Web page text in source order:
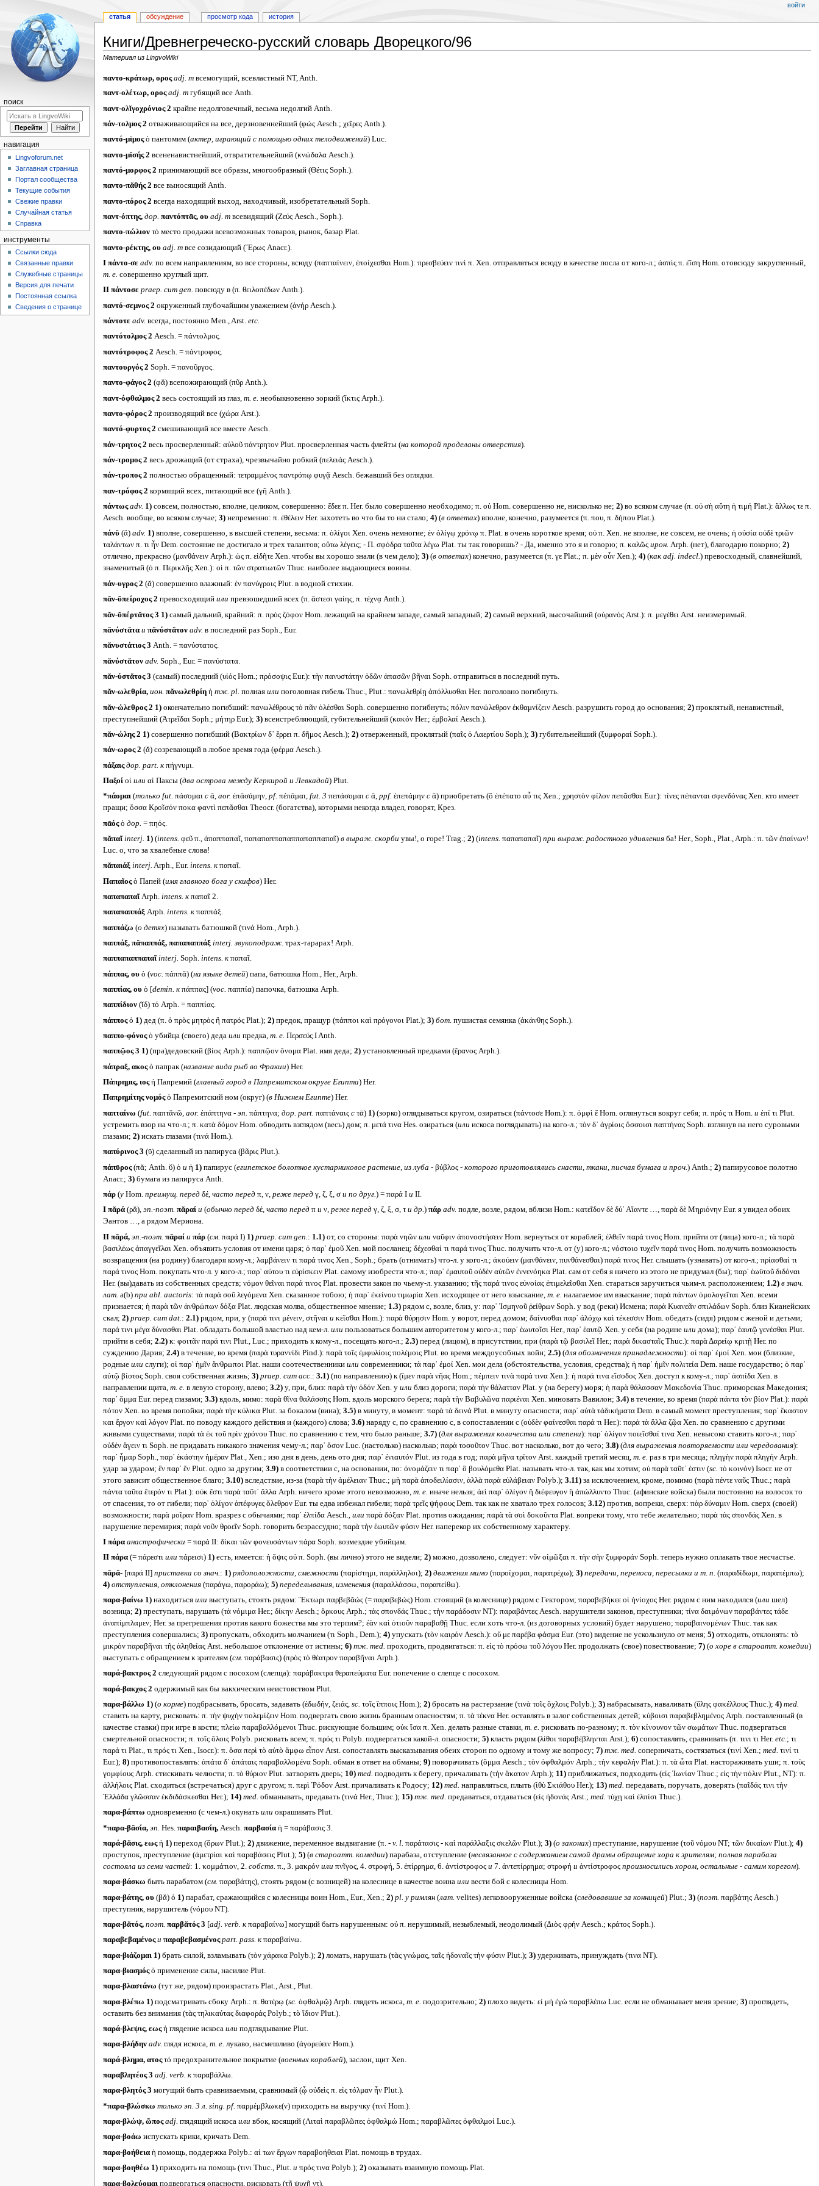
Книги/Древнегреческо-русский словарь Дворецкого/96
Материал из LingvoWiki
Перейти
Перейти
παντο-κράτωρ, οροςadj. mвсемогущий, всевластный NT, Anth.
παντ-ολέτωρ, οροςadj. mгубящий все Anth.
παντ-ολῐγοχρόνιος 2 крайне недолговечный, весьма недолгий Anth.
πάν-τολμος 2 отваживающийся на все, дерзновеннейший (φώς Aesch.; χεῖρες Anth.).
παντό-μῑμοςὁ пантомим (актер, играющий с помощью одних телодвижений) Luc.
παντο-μῑσής 2 всененавистнейший, отвратительнейший (κνώδαλα Aesch.).
παντό-μορφος 2 принимающий все образы, многообразный (Θέτις Soph.).
παντο-πᾰθής 2 все выносящий Anth.
παντο-πόρος 2 всегда находящий выход, находчивый, изобретательный Soph.
παντ-όπτης, дор. παντόπτᾱς, ου adj. mвсевидящий (Ζεύς Aesch., Soph.).
παντο-πώλιον τό место продажи всевозможных товаров, рынок, базар Plat.
παντο-ρέκτης, ου adj. mвсе созидающий (Ἔρως Anacr.).
I πάντο-σε adv. по всем направлениям, во все стороны, всюду (παπταίνειν, ἐποίχεσθαι Hom.): πρεσβεύειν τινὶ π. Xen. отправляться всюду в качестве посла от кого-л.; ἀσπὶς π. ἐΐση Hom. отовсюду закругленный,
т. е. совершенно круглый щит.
II πάντοσε praep. cum gen. повсюду в (π. θειλοπέδων Anth.).
παντό-σεμνος 2 окруженный глубочайшим уважением (ἀνήρ Aesch.).
πάντοτε adv. всегда, постоянно Men., Arst. etc.
παντότολμος 2 Aesch. = πάντολμος.
παντότροφος 2 Aesch. = πάντροφος.
παντουργός 2 Soph. = πανοῦργος.
παντο-φάγος 2 (φᾰ) всепожирающий (πῦρ Anth.).
παντ-όφθαλμος 2 весь состоящий из глаз, т. е. необыкновенно зоркий (ἴκτις Arph.).
παντο-φόρος 2 производящий все (χώρα Arst.).
παντό-φυρτος 2 смешивающий все вместе Aesch.
πάν-τρητος 2 весь просверленный: αὐλοῦ πάντρητον Plut. просверленная часть флейты (на которой проделаны отверстия).
πάν-τρομος 2 весь дрожащий (от страха), чрезвычайно робкий (πελειάς Aesch.).
πάν-τροπος 2 полностью обращенный: τετραμμένος παντρόπῳ φυγᾷ Aesch. бежавший без оглядки.
παν-τρόφος 2 кормящий всех, питающий все (γῆ Anth.).
πάντως adv. 1)совсем, полностью, вполне, целиком, совершенно: ἔδεε π. Her. было совершенно необходимо; π. οὐ Hom. совершенно не, нисколько не; 2)во всяком случае (π. οὐ σὴ αὕτη ἡ τιμή Plat.): ἄλλως τε π.
Aesch. вообще, во всяком случае; 3)непременно: π. ἐθέλειν Her. захотеть во что бы то ни стало; 4)(в ответах) вполне, конечно, разумеется (π. που, π. δήπου Plat.).
πάνῠ(ᾰ) adv. 1)вполне, совершенно, в высшей степени, весьма: π. ὀλίγοι Xen. очень немногие; ἐν ὀλίγῳ χρόνῳ π. Plat. в очень короткое время; οὐ π. Xen. не вполне, не совсем, не очень; ἡ οὐσία οὐδὲ τριῶν
ταλάντων π. τι ἦν Dem. состояние не достигало и трех талантов; οὕτω λέγεις; - Π. σφόδρα ταῦτα λέγω Plat. ты так говоришь? - Да, именно это я и говорю; π. καλῶς ирон. Arph. (нет), благодарю покорно; 2)
отлично, прекрасно (μανθάνειν Arph.): ὡς π. εἰδῆτε Xen. чтобы вы хорошо знали (в чем дело); 3)(в ответах) конечно, разумеется (π. γε Plat.; π. μὲν οὖν Xen.); 4)(как adj. indecl.) превосходный, славнейший,
знаменитый (ὁ π. Περικλῆς Xen.): οἱ π. τῶν στρατιωτῶν Thuc. наиболее выдающиеся воины.
πάν-υγρος 2 (ᾰ) совершенно влажный: ἐν πανύγροις Plut. в водной стихии.
πᾰν-ῠπείροχος 2 превосходящий или превзошедший всех (π. ἄστεσι γαίης, π. τέχνᾳ Anth.).
πᾰν-ῠπέρτᾰτος 3 1)самый дальний, крайний: π. πρὸς ζόφον Hom. лежащий на крайнем западе, самый западный; 2)самый верхний, высочайший (οὐρανός Arst.): π. μεγέθει Arst. неизмеримый.
πᾰνύστᾰτα и πᾰνύστᾰτον adv. в последний раз Soph., Eur.
πᾰνυστάτιος 3 Anth. = πανύστατος.
πᾰνύστᾰτον adv. Soph., Eur. = πανύστατα.
πᾰν-ύστᾰτος 3 (самый) последний (υἱός Hom.; πρόσοψις Eur.): τὴν πανυστάτην ὁδῶν ἁπασῶν βῆναι Soph. отправиться в последний путь.
πᾰν-ωλεθρία, ион. πᾰνωλεθρίη ἡ тж. pl. полная или поголовная гибель Thuc., Plut.: πανωλεθρίῃ ἀπόλλυσθαι Her. поголовно погибнуть.
πᾰν-ώλεθρος 2 1)окончательно погибший: πανωλέθρους τὸ πᾶν ὀλέσθαι Soph. совершенно погибнуть; πόλιν πανώλεθρον ἐκθαμνίζειν Aesch. разрушить город до основания; 2)проклятый, ненавистный,
преступнейший (Ἀτρεῖδαι Soph.; μήτηρ Eur.); 3)всеистребляющий, губительнейший (κακόν Her.; ἐμβολαί Aesch.).
πᾰν-ώλης 2 1)совершенно погибший (Βακτρίων δ᾽ ἔρρει π. δῆμος Aesch.); 2)отверженный, проклятый (παῖς ὁ Λαερτίου Soph.); 3)губительнейший (ξυμφοραί Soph.).
πάν-ωρος 2 (ᾰ) созревающий в любое время года (φέρμα Aesch.).
πάξαις дор. part. кπήγνυμι.
Παξοί οἱ или αἱ Паксы (два острова между Керкирой и Левкадой) Plut.
*πάομαι (только fut. πάσομαι сᾱ, aor. ἐπᾱσάμην, pf. πέπᾱμαι, fut. 3 πεπάσομαι сᾱ, ppf. ἐπεπάμην сᾱ) приобретать (ὃ ἐπέπατο αὖ τις Xen.; χρηστὸν φίλον πεπᾶσθαι Eur.): τίνες πέπανται σφενδόνας Xen. кто имеет
пращи; ὅσσα Κροῖσόν ποκα φαντὶ πεπᾶσθαι Theocr. (богатства), которыми некогда владел, говорят, Крез.
πᾱόςὁ дор. = πηός.
πᾰπαῖ interj. 1)(intens. φεῦ π., ἀπαππαπαῖ, παπαπαππαπαππαπαππαπαῖ) в выраж. скорби увы!, о горе! Trag.; 2)(intens. παπαπαπαῖ)при выраж. радостного удивленияба! Her., Soph., Plat., Arph.: π. τῶν ἐπαίνων!
Luc. о, что за хвалебные слова!
πᾰπαιάξ interj. Arph., Eur. intens. кπαπαῖ.
Παπαῖοςὁ Папей (имя главного бога у скифов) Her.
παπαπαπαῖArph. intens. кπαπαῖ 2.
παπαπαππάξArph. intens. кπαππάξ.
παππάζω (о детях) называть батюшкой (τινά Hom., Arph.).
παππάξ, πᾰπαππάξ, παπαπαππάξ interj. звукоподраж. трах-тарарах! Arph.
παππαπαππαπαῖ interj. Soph. intens. кπαπαῖ.
πάππας, ουὁ (voc. πάππᾰ) (на языке детей) папа, батюшка Hom., Her., Arph.
παππίας, ουὁ [demin. кπάππας] (voc. παππία) папочка, батюшка Arph.
παππίδιον(ῐδ) τό Arph. = παππίας.
πάπποςὁ 1)дед (π. ὁ πρὸς μητρὸς ἢ πατρός Plat.); 2)предок, пращур (πάπποι καὶ πρόγονοι Plat.); 3) бот. пушистая семянка (ἀκάνθης Soph.).
παππο-φόνοςὁ убийца (своего) деда или предка, т. е. Περσεύς I Anth.
παππῷος 3 1)(пра)дедовский (βίος Arph.): παππῷον ὄνομα Plat. имя деда; 2)установленный предками (ἔρανος Arph.).
πάπραξ, ακοςὁ папрак (название вида рыб во Фракии) Her.
Πάπρημις, ιοςἡ Папремий (главный город в Папремитском округе Египта) Her.
Παπρημίτης νομόςὁ Папремитский ном (округ) (в Нижнем Египте) Her.
παπταίνω (fut. παπτᾰνῶ, aor. ἐπάπτηνα - эп. πάπτηνα; дор. part. παπτάναις сτᾱ) 1)(зорко) оглядываться кругом, озираться (πάντοσε Hom.): π. ὀμφὶ ἕ Hom. оглянуться вокруг себя; π. πρός τι Hom. и ἐπί τι Plut.
устремить взор на что-л.; π. κατὰ δόμον Hom. обводить взглядом (весь) дом; π. μετά τινα Hes. озираться (или искоса поглядывать) на кого-л.; τὸν δ᾽ ἀγρίοις ὄσσοισι παπτήνας Soph. взглянув на него суровыми
глазами; 2)искать глазами (τινά Hom.).
παπύρινος 3 (ῡ) сделанный из папируса (βᾶρις Plut.).
πάπῡρος(πᾰ; Anth. ῠ) ὁ и ἡ 1)папирус (египетское болотное кустарниковое растение, из луба -βύβλος - которого приготовлялись снасти, ткани, писчая бумага и проч. ) Anth.; 2)папирусовое полотно
Anacr.; 3)бумага из папируса Anth.
πάρ (уHom. преимущ. передδέ, часто передπ, ν, реже передγ, ζ, ξ, σ и по друг.) = παρά I и II.
I πᾰρά(ρᾰ),эп.-поэт. πᾰραί и (обычно передδέ, часто передπ и ν,реже передγ, ζ, ξ, σ, τ и др.) πάρ adv. подле, возле, рядом, вблизи Hom.: κατεῖδον δὲ δύ᾽ Αἴαντε …, παρὰ δὲ Μηριόνην Eur. я увидел обоих
Эантов …, а рядом Мериона.
II πᾰρά, эп.-поэт. πᾰραί и πάρ(см. παρά I) 1) praep. cum gen. : 1.1)от, со стороны: παρὰ νηῶν или ναῦφιν ἀπονοστήσειν Hom. вернуться от кораблей; ἐλθεῖν παρά τινος Hom. прийти от (лица) кого-л.; τὰ παρὰ
βασιλέως ἀπαγγεῖλαι Xen. объявить условия от имени царя; ὁ παρ᾽ ἐμοῦ Xen. мой посланец; δέχεσθαί τι παρά τινος Thuc. получить что-л. от (у) кого-л.; νόστοιο τυχεῖν παρά τινος Hom. получить возможность
возвращения (на родину) благодаря кому-л.; λαμβάνειν τι παρά τινος Xen., Soph.; брать (отнимать) что-л. у кого-л.; ἀκούειν (μανθάνειν, πυνθάνεσθαι) παρά τινος Her. слышать (узнавать) от кого-л.; πρίασθαί τι
παρά τινος Hom. покупать что-л. у кого-л.; παρ᾽ αὑτου τι εὑρίσκειν Plat. самому изобрести что-л.; παρ᾽ ἐμαυτοῦ οὐδὲν αὐτῶν ἐννενόηκα Plat. сам от себя я ничего из этого не придумал (бы); παρ᾽ ἑωϋτοῦ διδόναι
Her. (вы)давать из собственных средств; νόμον θεῖναι παρά τινος Plat. провести закон по чьему-л. указанию; τῆς παρά τινος εὐνοίας ἐπιμελεῖσθαι Xen. стараться заручиться чьим-л. расположением; 1.2) в знач.
лат. a(b) при abl. auctoris: τὰ παρὰ σοῦ λεγόμενα Xen. сказанное тобою; ἡ παρ᾽ ἐκείνου τιμωρία Xen. исходящее от него взыскание, т. е. налагаемое им взыскание; παρὰ πάντων ὁμολογεῖται Xen. всеми
признается; ἡ παρὰ τῶν ἀνθρώπων δόξα Plat. людская молва, общественное мнение; 1.3)рядом с, возле, близ, у: παρ᾽ Ἰσμηνοῦ ῥείθρων Soph. у вод (реки) Исмена; παρὰ Κυανεᾶν σπιλάδων Soph. близ Кианейских
скал; 2) praep. cum dat. : 2.1)рядом, при, у (παρά τινι μένειν, στῆναι и κεῖσθαι Hom.): παρὰ θύρῃσιν Hom. у ворот, перед домом; δαίνυσθαι παρ᾽ ἀλόχῳ καὶ τέκεσσιν Hom. обедать (сидя) рядом с женой и детьми;
παρά τινι μέγα δύνασθαι Plat. обладать большой властью над кем-л. или пользоваться большим авторитетом у кого-л.; παρ᾽ ἑωυτοῖσι Her., παρ᾽ ἑαυτῷ Xen. у себя (на родине или дома); παρ᾽ ἑαυτῷ γενέσθαι Plut.
прийти в себя; 2.2)к: φοιτᾶν παρά τινι Plut., Luc.; приходить к кому-л., посещать кого-л.; 2.3)перед (лицом), в присутствии, при (παρὰ τῷ βασιλεῖ Her.; παρὰ δικασταῖς Thuc.): παρὰ Δαρείῳ κριτῇ Her. по
суждению Дария; 2.4)в течение, во время (παρὰ τυραννίδι Pind.): παρὰ τοῖς ἐμφυλίοις πολέμοις Plut. во время междоусобных войн; 2.5)(для обозначения принадлежности): οἱ παρ᾽ ἐμοί Xen. мои (близкие,
родные или слуги); οἱ παρ᾽ ἡμῖν ἄνθρωποι Plat. наши соотечественники или современники; τὰ παρ᾽ ἐμοί Xen. мои дела (обстоятельства, условия, средства); ἡ παρ᾽ ἡμῖν πολιτεία Dem. наше государство; ὁ παρ᾽
αὐτῷ βίοτος Soph. своя собственная жизнь; 3) praep. cum acc. : 3.1)(по направлению) к (ἴμεν παρὰ νῆας Hom.; πέμπειν τινὰ παρά τινα Xen.): ἡ παρά τινα εἴσοδος Xen. доступ к кому-л.; παρ᾽ ἀσπίδα Xen. в
направлении щита, т. е. в левую сторону, влево; 3.2)у, при, близ: παρὰ τὴν ὁδόν Xen. у или близ дороги; παρὰ τὴν θάλατταν Plat. у (на берегу) моря; ἡ παρὰ θάλασσαν Μακεδονία Thuc. приморская Македония;
παρ᾽ ὄμμα Eur. перед глазами; 3.3)вдоль, мимо: παρὰ θῖνα θαλάσσης Hom. вдоль морского берега; παρὰ τὴν Βαβυλῶνα παριέναι Xen. миновать Вавилон; 3.4)в течение, во время (παρὰ πάντα τὸν βίον Plat.): παρὰ
πότον Xen. во время попойки; παρὰ τὴν κύλικα Plut. за бокалом (вина); 3.5)в минуту, в момент: παρὰ τὰ δεινά Plut. в минуту опасности; παρ᾽ αὐτὰ τἀδικήματα Dem. в самый момент преступления; παρ᾽ ἕκαστον
και ἔργον καὶ λόγον Plat. по поводу каждого действия и (каждого) слова; 3.6)наряду с, по сравнению с, в сопоставлении с (οὐδὲν φαίνεσθαι παρά τι Her.): παρὰ τὰ ἄλλα ζῷα Xen. по сравнению с другими
живыми существами; παρὰ τὰ ἐκ τοῦ πρὶν χρόνου Thuc. по сравнению с тем, что было раньше; 3.7)(для выражения количества или степени): παρ᾽ ὀλίγον ποιεῖσθαί τινα Xen. невысоко ставить кого-л.; παρ᾽
οὐδὲν ἄγειν τι Soph. не придавать никакого значения чему-л.; παρ᾽ ὅσον Luc. (настолько) насколько; παρὰ τοσοῦτον Thuc. вот насколько, вот до чего; 3.8)(для выражения повторяемости или чередования):
παρ᾽ ἦμαρ Soph., παρ᾽ ἑκάστην ἡμέραν Plat., Xen.; изо дня в день, день ото дня; παρ᾽ ἐνιαυτόν Plut. из года в год; παρὰ μῆνα τρίτον Arst. каждый третий месяц, т. е. раз в три месяца; πληγὴν παρὰ πληγήν Arph.
удар за ударом; ἓν παρ᾽ ἕν Plut. одно за другим; 3.9)в соответствии с, на основании, по: ὀνομάζειν τι παρ᾽ ὃ βουλόμεθα Plat. называть что-л. так, как мы хотим; οὐ παρὰ ταῦτ᾽ ἐστιν (sc. τὸ κοινόν) Isocr. не от
этого зависит общественное благо; 3.10)вследствие, из-за (παρὰ τὴν ἀμέλειαν Thuc.; μὴ παρὰ ἀποδειλίασιν, ἀλλὰ παρὰ εὐλάβειαν Polyb.); 3.11)за исключением, кроме, помимо (παρὰ πέντε ναῦς Thuc.; παρὰ
πάντα ταῦτα ἕτερόν τι Plat.): οὐκ ἔστι παρὰ ταῦτ᾽ ἄλλα Arph. ничего кроме этого невозможно, т. е. иначе нельзя; ἀεὶ παρ᾽ ὀλίγον ἢ διέφευγον ἢ ἀπώλλυντο Thuc. (афинские войска) были постоянно на волосок то
от спасения, то от гибели; παρ᾽ ὀλίγον ἀπέφυγες ὄλεθρον Eur. ты едва избежал гибели; παρὰ τρεῖς ψήφους Dem. так как не хватало трех голосов; 3.12)против, вопреки, сверх: πὰρ δύναμιν Hom. сверх (своей)
возможности; παρὰ μοῖραν Hom. вразрез с обычаями; παρ᾽ ἐλπίδα Aesch., или παρὰ δόξαν Plat. против ожидания; παρὰ τὰ σοὶ δοκοῦντα Plat. вопреки тому, что тебе желательно; παρὰ τὰς σπονδάς Xen. в
нарушение перемирия; παρὰ νοῦν θροεῖν Soph. говорить безрассудно; παρὰ τὴν ἑωυτῶν φύσιν Her. наперекор их собственному характеру.
I πάρα анастрофически = παρά II: δίκαι τῶν φονευσάντων πάρα Soph. возмездие убийцам.
II πάρα (= πάρεστι или πάρεισι) 1)есть, имеется: ἡ ὄψις οὐ π. Soph. (вы лично) этого не видели; 2)можно, дозволено, следует: νῦν οἰμῶξαι π. τὴν σὴν ξυμφοράν Soph. теперь нужно оплакать твое несчастье.
πᾰρᾰ- [παρά II] приставка со знач. : 1) рядоположности, смежности (παρίστημι, παράλληλοι); 2) движения мимо (παροίχομαι, παρατρέχω); 3) передачи, переноса, пересылки и т. п. (παραδίδωμι, παραπέμπω);
4) отступления, отклонения(παράγω, παροράω); 5) переделывания, изменения(παραλλάσσω, παραπείθω).
παρα-βαίνω 1)находиться или выступать, стоять рядом: Ἓκτωρι παρβεβᾰώς (= παραβεβώς) Hom. стоящий (в колеснице) рядом с Гектором; παραβεβήκεε οἱ ἡνίοχος Her. рядом с ним находился (или шел)
возница; 2)преступать, нарушать (τὰ νόμιμα Her.; δίκην Aesch.; ὅρκους Arph.; τὰς σπονδάς Thuc.; τὴν παράδοσιν NT): παραβάντες Aesch. нарушители законов, преступники; τίνα δαιμόνων παραβάντες τάδε
ἀναπίμπλαμεν; Her. за прегрешения против какого божества мы это терпим?; ἐὰν καὶ ὁτιοῦν παραβαθῇ Thuc. если хоть что-л. (из договорных условий) будет нарушено; παραβαινομένων Thuc. так как
преступления совершались; 3)пропускать, обходить молчанием (τι Soph., Dem.); 4)упускать (τὸν καιρόν Aesch.): οὔ με παρέβα φάσμα Eur. (это) видение не ускользнуло от меня; 5)отходить, отклонять: τὸ
μικρὸν παραβῆναι τῆς ἀληθείας Arst. небольшое отклонение от истины; 6) тж. med. проходить, продвигаться: π. εἰς τὸ πρόσω τοῦ λόγου Her. продолжать (свое) повествование; 7)(о хоре в староатт. комедии)
выступать с обращением к зрителям (см. παράβασις) (πρὸς τὸ θέατρον παραβῆναι Arph.).
παρά-βακτρος 2 следующий рядом с посохом (слепца): παράβακτρα θεραπεύματα Eur. попечение о слепце с посохом.
παρά-βακχος 2 одержимый как бы вакхическим неистовством Plut.
παρα-βάλλω 1)(о корме) подбрасывать, бросать, задавать (ἐδωδήν, ζειάς, sc. τοῖς ἵπποις Hom.); 2)бросать на растерзание (τινὰ τοῖς ὄχλοις Polyb.); 3)набрасывать, наваливать (ὕλης φακέλλους Thuc.); 4) med.
ставить на карту, рисковать: π. τὴν ψυχὴν πολεμίζειν Hom. подвергать свою жизнь бранным опасностям; π. τὰ τέκνα Her. оставлять в залог собственных детей; κύβοισι παραβεβλημένος Arph. поставленный (в
качестве ставки) при игре в кости; πλείω παραβαλλόμενοι Thuc. рискующие большим; οὐκ ἴσα π. Xen. делать разные ставки, т. е. рисковать по-разному; π. τὸν κίνουνον τῶν σωμάτων Thuc. подвергаться
смертельной опасности; π. τοῖς ὅλοις Polyb. рисковать всем; π. πρός τι Polyb. подвергаться какой-л. опасности; 5)класть рядом (λίθοι παραβέβληνται Arst.); 6)сопоставлять, сравнивать (π. τινι τι Her. etc.; τι
παρά τι Plat., τι πρός τι Xen., Isocr.): π. ὅσα περὶ τὸ αὐτὸ ἄμφω εἶπον Arst. сопоставлять высказывания обеих сторон по одному и тому же вопросу; 7) тж. med. соперничать, состязаться (τινί Xen.; med. τινί τι
Eur.); 8)противопоставлять: ἀπάτα δ᾽ ἀπάταις παραβαλλομένα Soph. обман в ответ на обманы; 9)поворачивать (ὄμμα Aesch.; τὸν ὀφθαλμόν Arph.; τὴν κεφαλήν Plat.): π. τὰ ὦτα Plat. настораживать уши; π. τοὺς
γομφίους Arph. стискивать челюсти; π. τὸ θύριον Plut. затворять дверь; 10) med. подводить к берегу, причаливать (τὴν ἄκατον Arph.); 11)приближаться, подходить (εἰς Ἰωνίαν Thuc.; εἰς τὴν πόλιν Plut., NT): π.
ἀλλήλοις Plat. сходиться (встречаться) друг с другом; π. περὶ Ῥόδον Arst. причаливать к Родосу; 12) med. направляться, плыть (ἰθὺ Σκιάθου Her.); 13) med. передавать, поручать, доверять (παῖδάς τινι τὴν
Ἑλλάδα γλῶσσαν ἐκδιδάσκεσθαι Her.); 14) med. обманывать, предавать (τινά Her., Thuc.); 15) тж. med. предаваться, отдаваться (εἰς ἡδονάς Arst.; med. τύχῃ καὶ ἐλπίσι Thuc.).
παρα-βάπτω одновременно (с чем-л.) окунать или окрашивать Plut.
*παρα-βᾰσία, эп. Hes. παραιβασίη,Aesch. παρβασία ἡ = παράβασις 3.
παρά-βᾰσις, εωςἡ 1)переход (ὅρων Plut.); 2)движение, переменное выдвигание (π. - v. l. παράτασις - καὶ παράλλαξις σκελῶν Plut.); 3)(о законах) преступание, нарушение (τοῦ νόμου NT; τῶν δικαίων Plut.); 4)
проступок, преступление (ἀμετρίαι καὶ παραβάσεις Plut.); 5)(в староатт. комедии) парабаза, отступление (несвязанное с содержанием самой драмы обращение хора к зрителям; полная парабаза
состояла из семи частей: 1. κομμάτιον, 2. собств. π., 3. μακρόν или πνῖγος, 4. στροφή, 5. ἐπίρρημα, 6. ἀντίστροφος и 7. ἀντεπίρρημα; στροφή и ἀντίστροφος произносились хором, остальные - самим хорегом).
παρα-βάσκω быть парабатом (см. παραβάτης), стоять рядом (с возницей) на колеснице в качестве воина или вести бой с колесницы Hom.
παρα-βάτης, ου(βᾰ) ὁ 1)парабат, сражающийся с колесницы воин Hom., Eur., Xen.; 2) pl. у римлян(лат. velites) легковооруженные войска (следовавшие за конницей) Plut.; 3)(поэт. παρβάτης Aesch.)
преступник, нарушитель (νόμου NT).
παρα-βᾰτός, поэт. παρβᾰτός 3 [adj. verb. кπαραβαίνω] могущий быть нарушенным: οὐ π. нерушимый, незыблемый, неодолимый (Διὸς φρήν Aesch.; κράτος Soph.).
παραβεβαμένοςи παραβεβασμένος part. pass. кπαραβαίνω.
παρα-βιάζομαι 1)брать силой, взламывать (τὸν χάρακα Polyb.); 2)ломать, нарушать (τὰς γνώμας, ταῖς ἡδοναῖς τὴν φύσιν Plut.); 3)удерживать, принуждать (τινα NT).
παρα-βιασμόςὁ применение силы, насилие Plut.
παρα-βλαστάνω (тут же, рядом) произрастать Plat., Arst., Plut.
παρα-βλέπω 1)подсматривать сбоку Arph.: π. θατέρῳ (sc. ὀφθαλμῷ) Arph. глядеть искоса, т. е. подозрительно; 2)плохо видеть: εἰ μὴ ἐγὼ παραβλέπω Luc. если не обманывает меня зрение; 3)проглядеть,
оставить без внимания (τὰς τηλικαύτας διαφοράς Polyb.; τὸ ἴδιον Plut.).
παρά-βλεψις, εωςἡ глядение искоса или подглядывание Plut.
παρα-βλήδην adv. глядя искоса, т. е. лукаво, насмешливо (ἀγορεύειν Hom.).
παρά-βλημα, ατοςτό предохранительное покрытие (военных кораблей), заслон, щит Xen.
παραβλητέος 3 adj. verb. кπαραβάλλω.
παρα-βλητός 3 могущий быть сравниваемым, сравнимый (ᾧ οὐδεὶς π. εἰς τόλμαν ἦν Plut.).
*παρα-βλώσκω только эп. 3 л. sing. pf. παρμέμβλωκε(ν) приходить на выручку (τινί Hom.).
παρα-βλώψ, ῶποςadj. глядящий искоса или вбок, косящий (Λιταὶ παραβλῶπες ὀφθαλμώ Hom.; παραβλῶπες ὀφθαλμοί Luc.).
παρα-βοάω испускать крики, кричать Dem.
παρα-βοήθεια ἡ помощь, поддержка Polyb.: αἱ των ἔργων παραβοήθειαι Plat. помощь в трудах.
παρα-βοηθέω 1)приходить на помощь (τινι Thuc., Plut. и πρός τινα Polyb.); 2)оказывать взаимную помощь Plat.
παρα-βολεύομαι подвергаться опасности, рисковать (τῇ ψυχῇ ντ).
статья обсуждение просмотр кода история
войти
поиск
навигация
Lingvoforum.net
Заглавная страница
Портал сообщества
Текущие события
Свежие правки
Случайная статья
Справка
инструменты
Ссылки сюда
Связанные правки
Служебные страницы
Версия для печати
Постоянная ссылка
Сведения о странице